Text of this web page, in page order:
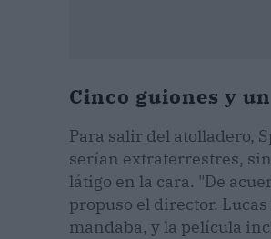
Cinco guiones y
Para salir del atolladero,
serían extraterrestres,
látigo en la cara. "De
propuso el director.
mandaba, y la película